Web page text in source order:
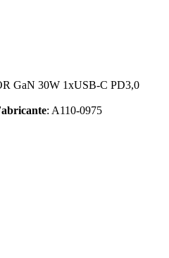
GaN 30W 1xUSB-C PD3,0
: A110-0975